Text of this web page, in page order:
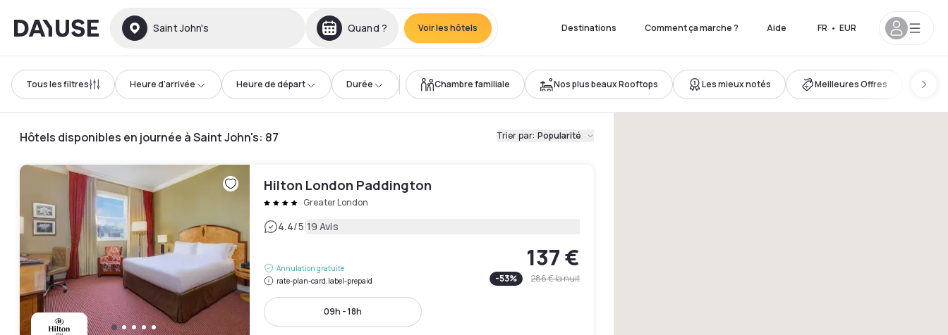
Dayuse Saint John's Quand ? Voir les hôtels Destinations Comment ça marche ? Aide FR • EUR
Tous les filtres Heure d'arrivée Heure de départ Durée Chambre familiale Nos plus beaux Rooftops Les mieux notés Meilleures Offres
Hôtels disponibles en journée à Saint John's: 87 Trier par: Popularité
Hilton London Paddington
Greater London
4.4/5|19 Avis
Annulation gratuite
rate-plan-card.label-prepaid
137 €
-53% 286 €la nuit
09h - 18h